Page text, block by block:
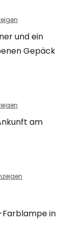
und ein
Gepäck
am
Farblampe in